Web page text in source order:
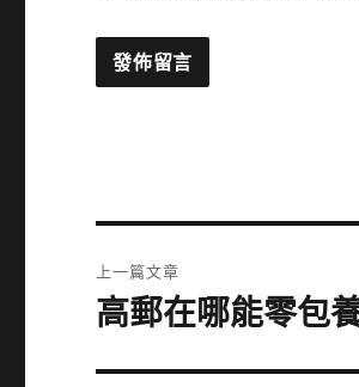
章
上一篇文章
上
篇
高郵在哪能零包